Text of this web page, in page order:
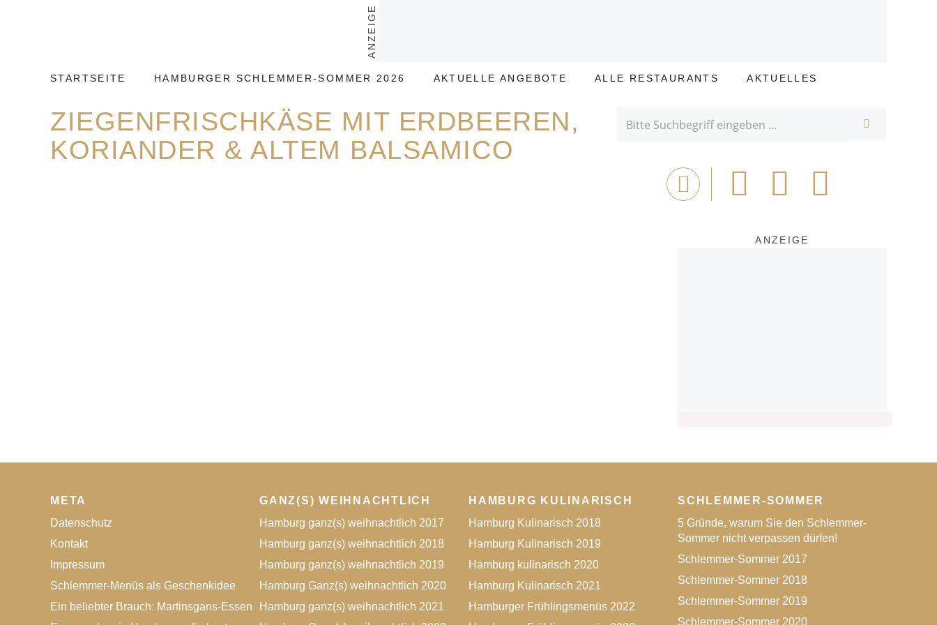
ANZEIGE
STARTSEITE HAMBURGER SCHLEMMER-SOMMER 2026 AKTUELLE ANGEBOTE ALLE RESTAURANTS AKTUELLES
ZIEGENFRISCHKÄSE MIT ERDBEEREN,
KORIANDER & ALTEM BALSAMICO
Drucken
Bei
Facebook
teilen
Tweet
ANZEIGE
META
Datenschutz
Kontakt
Impressum
Schlemmer-Menüs als Geschenkidee
Ein beliebter Brauch: Martinsgans-Essen
GANZ(S) WEIHNACHTLICH
Hamburg ganz(s) weihnachtlich 2017
Hamburg ganz(s) weihnachtlich 2018
Hamburg ganz(s) weihnachtlich 2019
Hamburg Ganz(s) weihnachtlich 2020
Hamburg ganz(s) weihnachtlich 2021
HAMBURG KULINARISCH
Hamburg Kulinarisch 2018
Hamburg Kulinarisch 2019
Hamburg kulinarisch 2020
Hamburg Kulinarisch 2021
Hamburger Frühlingsmenüs 2022
SCHLEMMER-SOMMER
5 Gründe, warum Sie den Schlemmer-
Sommer nicht verpassen dürfen!
Schlemmer-Sommer 2017
Schlemmer-Sommer 2018
Schlemmer-Sommer 2019
Schlemmer-Sommer 2020